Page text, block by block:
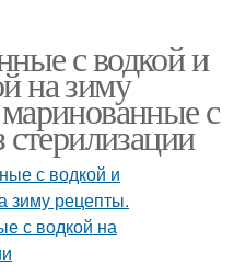
с водкой и
на зиму
с